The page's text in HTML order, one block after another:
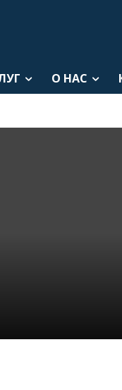
О НАС